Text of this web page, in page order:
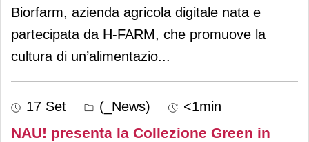
Biorfarm, azienda agricola digitale nata e
partecipata da H-FARM, che promuove la
cultura di un’alimentazio...
17 Set (_News) <1min
NAU! presenta la Collezione Green in